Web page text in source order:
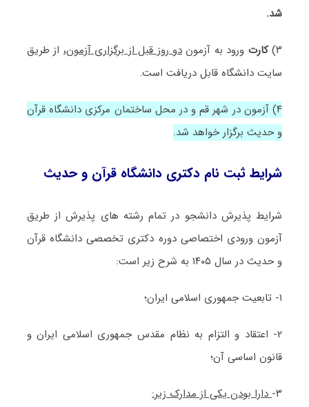
شد.
۳) کارت ورود به آزموندو روز قبل از برگزاری آزمون،از طریق
سایت دانشگاه قابل دریافت است.
۴) آزمون در شهر قم و در محل ساختمان مرکزی دانشگاه قرآن
و حدیث برگزار خواهد شد.
شرایط ثبت نام دکتری دانشگاه قرآن و حدیث
شرایط پذیرش دانشجو در تمام رشته های پذیرش از طریق
آزمون ورودی اختصاصی دوره دکتری تخصصی دانشگاه قرآن
و حدیث در سال ۱۴۰۵ به شرح زیر است:
۱- تابعیت جمهوری اسلامی ایران؛
۲- اعتقاد و التزام به نظام مقدس جمهوری اسلامی ایران و
قانون اساسی آن؛
۳- دارا بودن یکی از مدارک زیر: